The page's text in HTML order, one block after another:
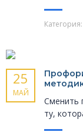
Категория:
25
МАЙ
Сменить
ту,